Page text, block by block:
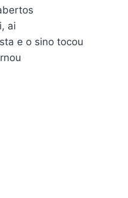
ai
e o sino tocou